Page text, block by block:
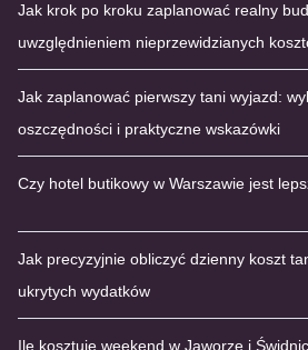
Jak krok po kroku zaplanować realny
uwzględnieniem nieprzewidzianych
Jak zaplanować pierwszy tani wyjazd:
oszczędności i praktyczne wskazówki
Czy hotel butikowy w Warszawie jest
Jak precyzyjnie obliczyć dzienny koszt
ukrytych wydatków
Ile kosztuje weekend w Jaworze i